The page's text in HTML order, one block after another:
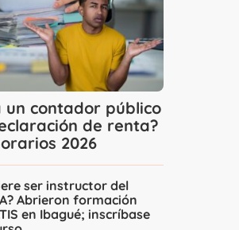
un contador público
de renta?
2026
ser instructor del
Abrieron formación
en Ibagué; inscríbase